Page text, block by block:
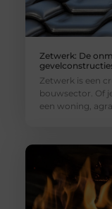
Zetwerk: De
Zetwerk is een
bouwsector. Of
een woning,